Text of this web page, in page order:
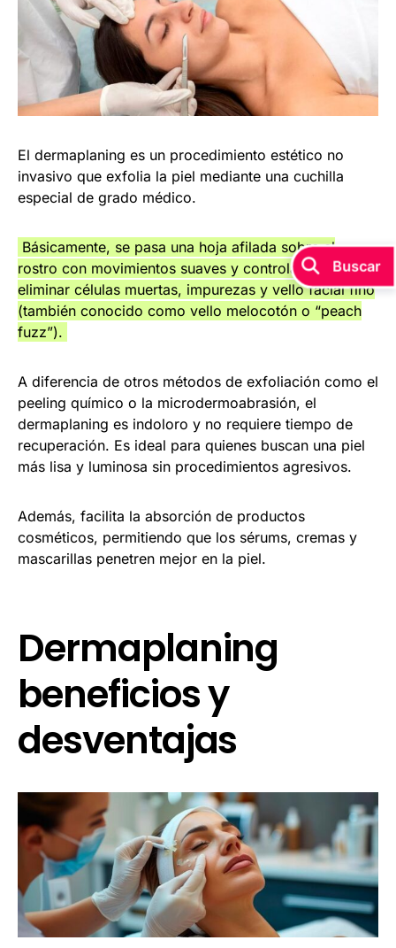
El dermaplaning es un procedimiento estético no
invasivo que exfolia la piel mediante una cuchilla
especial de grado médico.
Básicamente, se pasa una hoja afilada sobre el
rostro con movimientos suaves y controlados para
eliminar células muertas, impurezas y vello facial fino
(también conocido como vello melocotón o “peach
fuzz”).
A diferencia de otros métodos de exfoliación como el
peeling químico o la microdermoabrasión, el
dermaplaning es indoloro y no requiere tiempo de
recuperación. Es ideal para quienes buscan una piel
más lisa y luminosa sin procedimientos agresivos.
Además, facilita la absorción de productos
cosméticos, permitiendo que los sérums, cremas y
mascarillas penetren mejor en la piel.
Dermaplaning
beneficios y
desventajas